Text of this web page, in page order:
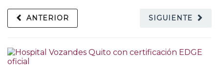
SIGUIENTE
ANTERIOR